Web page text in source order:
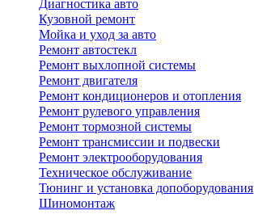
Диагностика авто
Кузовной ремонт
Мойка и уход за авто
Ремонт автостекл
Ремонт выхлопной системы
Ремонт двигателя
Ремонт кондиционеров и отопления
Ремонт рулевого управления
Ремонт тормозной системы
Ремонт трансмиссии и подвески
Ремонт электрооборудования
Техническое обслуживание
Тюнинг и установка допоборудования
Шиномонтаж